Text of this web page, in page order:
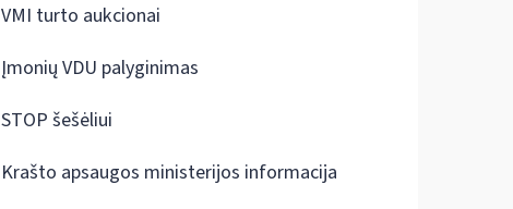
VMI turto aukcionai
Įmonių VDU palyginimas
STOP šešėliui
Krašto apsaugos ministerijos informacija